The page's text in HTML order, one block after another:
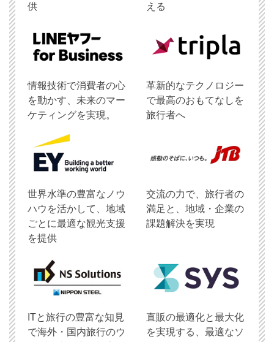
供
える
情報技術で消費者の心
を動かす、未来のマー
ケティングを実現。
革新的なテクノロジー
で最高のおもてなしを
旅行者へ
世界水準の豊富なノウ
ハウを活かして、地域
ごとに最適な観光支援
を提供
交流の力で、旅行者の
満足と、地域・企業の
課題解決を実現
ITと旅行の豊富な知見
で海外・国内旅行のウ
直販の最適化と最大化
を実現する、最適なソ